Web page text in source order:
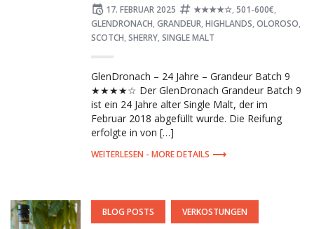
Posted
on
17. FEBRUAR 2025 Tagged:
★★★★☆, 501-600€,
GLENDRONACH, GRANDEUR, HIGHLANDS, OLOROSO,
SCOTCH, SHERRY, SINGLE MALT
GlenDronach – 24 Jahre – Grandeur Batch 9
★★★★☆ Der GlenDronach Grandeur Batch 9
ist ein 24 Jahre alter Single Malt, der im
Februar 2018 abgefüllt wurde. Die Reifung
erfolgte in von […]
MORE DETAILS
POSTED
IN:
BLOG POSTS VERKOSTUNGEN